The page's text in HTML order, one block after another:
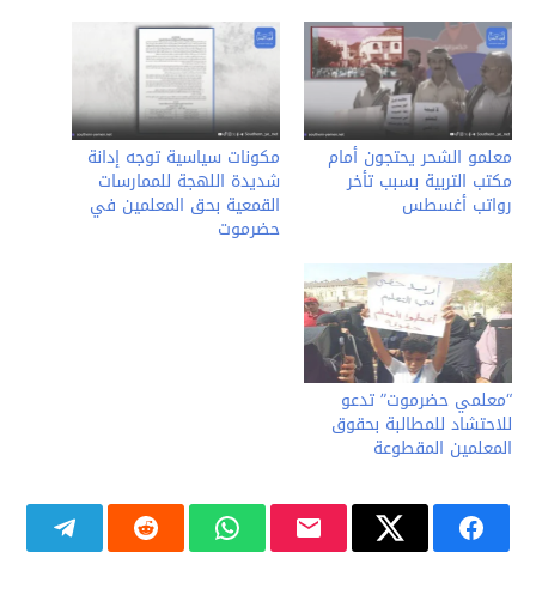
معلمو الشحر يحتجون أمام
مكتب التربية بسبب تأخر
رواتب أغسطس
مكونات سياسية توجه إدانة
شديدة اللهجة للممارسات
القمعية بحق المعلمين في
حضرموت
“معلمي حضرموت” تدعو
للاحتشاد للمطالبة بحقوق
المعلمين المقطوعة